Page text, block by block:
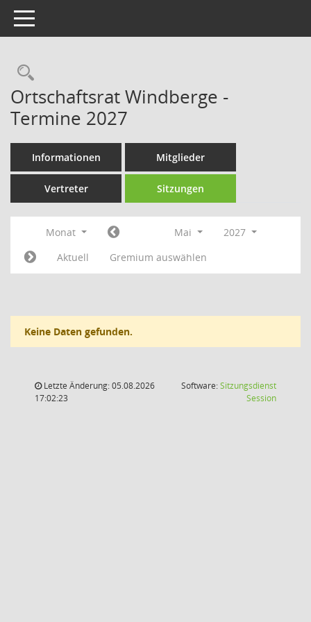
Toggle navigation
Rechercheauswahl
Ortschaftsrat Windberge -
Termine 2027
Informationen Mitglieder
Vertreter Sitzungen
Monat Mai
2027
Aktuell
Gremium auswählen
Keine Daten gefunden.
Letzte Änderung: 05.08.2026
17:02:23
Software:Sitzungsdienst
Session(Wird in